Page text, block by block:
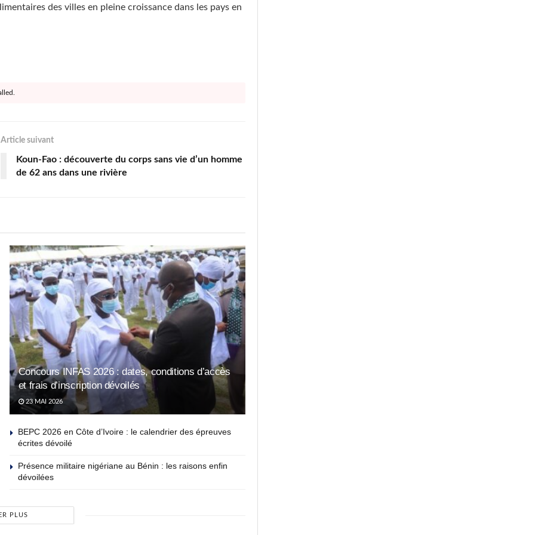
des villes en pleine croissance dans les pays en
Article suivant
Koun-Fao : découverte du corps sans vie d’un homme
de 62 ans dans une rivière
Concours INFAS 2026 : dates, conditions d’accès
et frais d’inscription dévoilés
23 MAI 2026
BEPC 2026 en Côte d’Ivoire : le calendrier des épreuves
écrites dévoilé
Présence militaire nigériane au Bénin : les raisons enfin
dévoilées
PLUS